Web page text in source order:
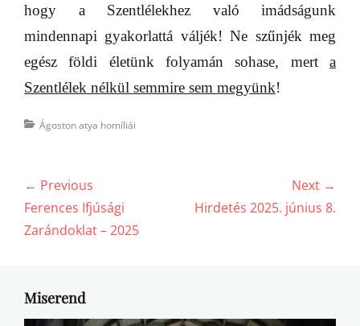
hogy a Szentlélekhez való imádságunk
mindennapi gyakorlattá váljék! Ne szűnjék meg
egész földi életünk folyamán sohase, mert a
Szentlélek nélkül semmire sem megyünk!
Categories
Ágoston atya homíliái
Bejegyzés
navigáció
← Previous
Previous
post:
Ferences Ifjúsági
Zarándoklat – 2025
Next →
Next
Hirdetés 2025. június 8.
Miserend